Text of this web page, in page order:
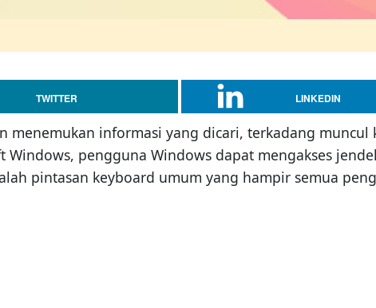
TWITTER LINKEDIN
menemukan informasi yang dicari, terkadang
pengguna Windows dapat mengakses
pintasan keyboard umum yang hampir semua